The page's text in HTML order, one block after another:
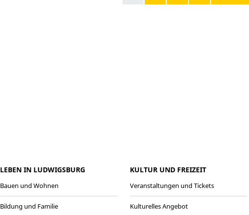
LEBEN IN LUDWIGSBURG
Bauen und Wohnen
Bildung und Familie
KULTUR UND FREIZEIT
Veranstaltungen und Tickets
Kulturelles Angebot